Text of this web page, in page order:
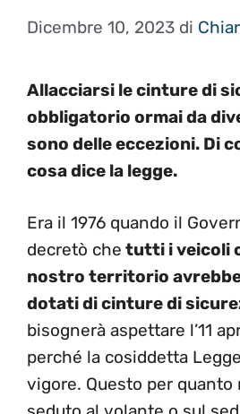
Dicembre 10, 2023 di
Allacciarsi le cinture di
obbligatorio ormai da
sono delle eccezioni. Di
cosa dice la legge.
Era il 1976 quando il
decretò che tutti i veicoli
nostro territorio
dotati di cinture di
bisognerà aspettare l’11
perché la cosiddetta
vigore. Questo per quanto